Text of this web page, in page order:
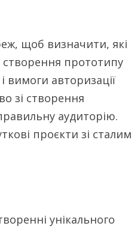
щоб визначити, які
прототипу
вимоги авторизації
зі створення
аудиторію.
проєкти зі сталим
унікального